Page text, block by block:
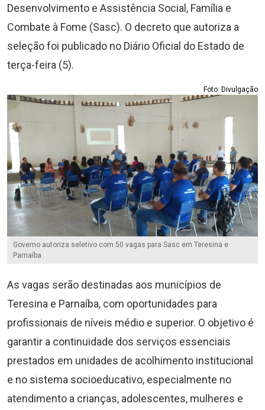
Desenvolvimento e Assistência Social, Família e
Combate à Fome (Sasc). O decreto que autoriza a
seleção foi publicado no Diário Oficial do Estado de
terça-feira (5).
Foto: Divulgação
Governo autoriza seletivo com 50 vagas para Sasc em Teresina e
Parnaíba
As vagas serão destinadas aos municípios de
Teresina e Parnaíba, com oportunidades para
profissionais de níveis médio e superior. O objetivo é
garantir a continuidade dos serviços essenciais
prestados em unidades de acolhimento institucional
e no sistema socioeducativo, especialmente no
atendimento a crianças, adolescentes, mulheres e